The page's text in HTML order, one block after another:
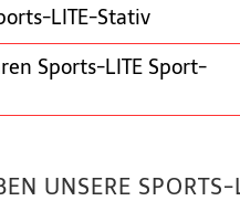
LITE-Stativ
Sports-LITE Sport-
UNSERE